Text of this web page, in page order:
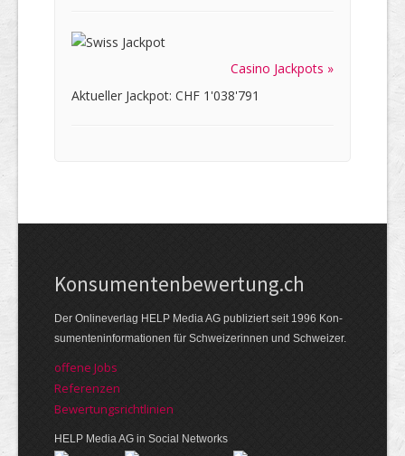
Casino Jackpots »
Aktueller Jackpot: CHF 1'038'791
Kon­su­menten­be­wer­tung.ch
Der Online­verlag HELP Media AG publi­ziert seit 1996 Kon­
su­menten­infor­mationen für Schwei­zerinnen und Schweizer.
offene Jobs
Referenzen
Bewer­tungs­richt­linien
HELP Media AG in Social Networks